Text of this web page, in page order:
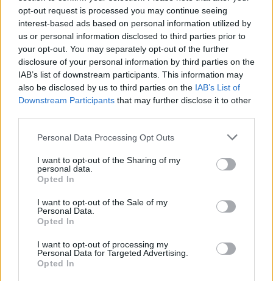
opt-out request is processed you may continue seeing
interest-based ads based on personal information utilized by
us or personal information disclosed to third parties prior to
your opt-out. You may separately opt-out of the further
disclosure of your personal information by third parties on the
IAB’s list of downstream participants. This information may
also be disclosed by us to third parties on the IAB’s List of
Downstream Participants that may further disclose it to other
Personal Data Processing Opt Outs
I want to opt-out of the Sharing of my
personal data.
Opted In
I want to opt-out of the Sale of my
Personal Data.
Opted In
I want to opt-out of processing my
Personal Data for Targeted Advertising.
Opted In
RENDELD MEG EGYENESEN A WEBSHOPBÓL!
Dátum:2012.12.16 12:56
Csapd be az AI-t! Állítsd be itt, hogy a PC
Guru tartalmairól véletlenül se maradj le